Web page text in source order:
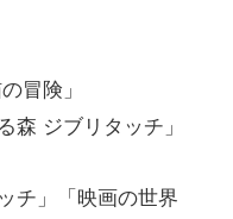
冒険」
森 ジブリタッチ」
チ」「映画の世界